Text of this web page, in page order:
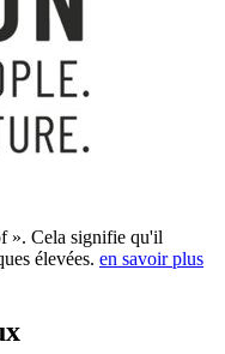
». Cela signifie qu'il
élevées. en savoir plus